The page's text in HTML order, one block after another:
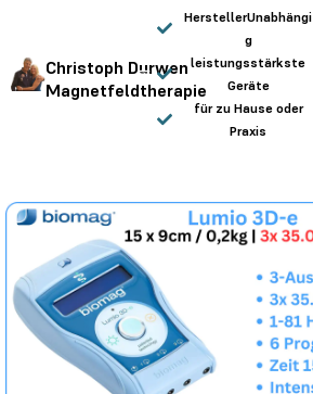
Christoph Durwen
Magnetfeldtherapie
HerstellerUnabhängi
g
leistungsstärkste
Geräte
für zu Hause oder
Praxis